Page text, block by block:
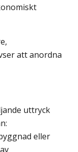
att anordna
uttryck
eller